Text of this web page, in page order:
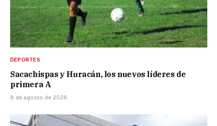
DEPORTES
Sacachispas y Huracán, los nuevos líderes de
primera A
8 de agosto de 2026